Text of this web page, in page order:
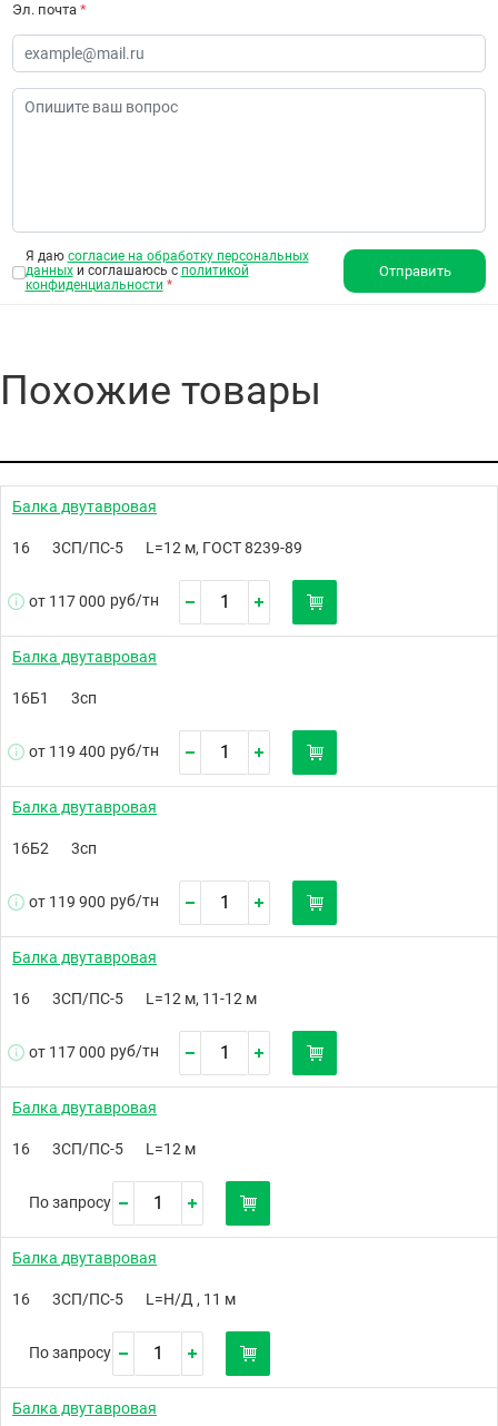
Эл. почта *
Я даю согласие на обработку персональных
данныхи соглашаюсь с политикой
конфиденциальности *
Отправить
Похожие товары
Балка двутавровая
16 3СП/ПС-5 L=12 м, ГОСТ 8239-89
от 117 000 руб/тн
Балка двутавровая
16Б1 3сп
от 119 400 руб/тн
Балка двутавровая
16Б2 3сп
от 119 900 руб/тн
Балка двутавровая
16 3СП/ПС-5 L=12 м, 11-12 м
от 117 000 руб/тн
Балка двутавровая
16 3СП/ПС-5 L=12 м
По запросу
Балка двутавровая
16 3СП/ПС-5 L=Н/Д , 11 м
По запросу
Балка двутавровая